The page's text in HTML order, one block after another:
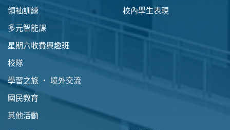
領袖訓練
多元智能課
星期六收費興趣班
校隊
學習之旅 ‧ 境外交流
國民教育
其他活動
校內學生表現